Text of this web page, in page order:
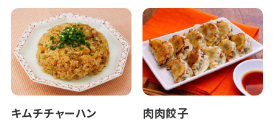
キムチチャーハン 肉肉餃子